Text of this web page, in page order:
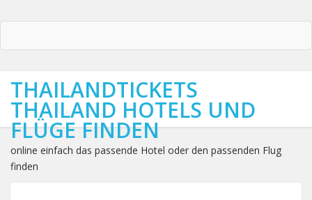
THAILANDTICKETS
THAILAND HOTELS UND
FLÜGE FINDEN
online einfach das passende Hotel oder den passenden Flug
finden